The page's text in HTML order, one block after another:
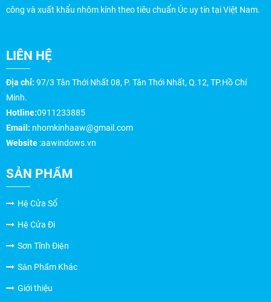
công và xuất khẩu nhôm kính theo tiêu chuẩn Úc uy tín tại Việt Nam.
LIÊN HỆ
Địa chỉ: 97/3 Tân Thới Nhất 08, P. Tân Thới Nhất, Q.12, TP.Hồ Chí
Minh.
Hotline:0911233885
Email: nhomkinhaaw@gmail.com
Website :aawindows.vn
SẢN PHẨM
Hệ Cửa Sổ
Hệ Cửa Đi
Sơn Tĩnh Điện
Sản Phẩm Khác
Giới thiệu